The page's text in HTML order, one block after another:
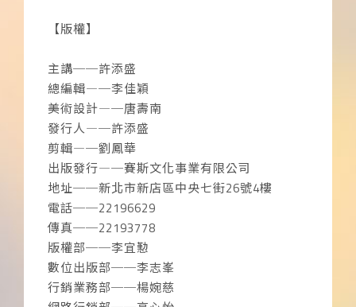
【版權】
主講──許添盛
總編輯―─李佳穎
美術設計―─唐壽南
發行人―─許添盛
剪輯―─劉鳳華
出版發行―─賽斯文化事業有限公司
地址──新北市新店區中央七街26號4樓
電話──22196629
傳真──22193778
版權部──李宜懃
數位出版部──李志峯
行銷業務部──楊婉慈